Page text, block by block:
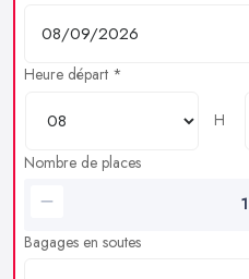
Heure départ *
H
Nombre de places
Bagages en soutes